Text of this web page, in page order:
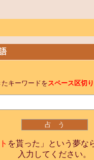
キーワードをスペース区切り
を貰った」という夢な
入力してください。